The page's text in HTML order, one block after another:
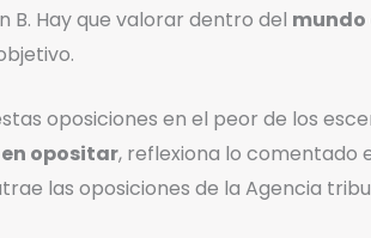
B. Hay que valorar dentro del mundo
oposiciones en el peor de los
opositar, reflexiona lo comentado
las oposiciones de la Agencia